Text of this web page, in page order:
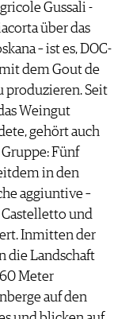
Gussali
über das
– ist es, DOC-
dem Gout de
produzieren. Seit
Weingut
gehört auch
Fünf
in den
aggiuntive –
und
Inmitten der
die Landschaft
Meter
auf den